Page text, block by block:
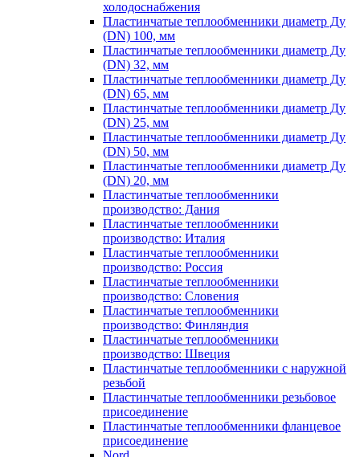
холодоснабжения
Пластинчатые теплообменники диаметр Ду
(DN) 100, мм
Пластинчатые теплообменники диаметр Ду
(DN) 32, мм
Пластинчатые теплообменники диаметр Ду
(DN) 65, мм
Пластинчатые теплообменники диаметр Ду
(DN) 25, мм
Пластинчатые теплообменники диаметр Ду
(DN) 50, мм
Пластинчатые теплообменники диаметр Ду
(DN) 20, мм
Пластинчатые теплообменники
производство: Дания
Пластинчатые теплообменники
производство: Италия
Пластинчатые теплообменники
производство: Россия
Пластинчатые теплообменники
производство: Словения
Пластинчатые теплообменники
производство: Финляндия
Пластинчатые теплообменники
производство: Швеция
Пластинчатые теплообменники с наружной
резьбой
Пластинчатые теплообменники резьбовое
присоединение
Пластинчатые теплообменники фланцевое
присоединение